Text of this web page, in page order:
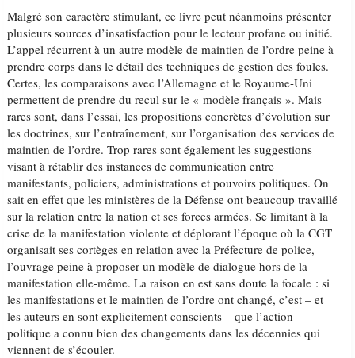
Malgré son caractère stimulant, ce livre peut néanmoins présenter
plusieurs sources d’insatisfaction pour le lecteur profane ou initié.
L’appel récurrent à un autre modèle de maintien de l’ordre peine à
prendre corps dans le détail des techniques de gestion des foules.
Certes, les comparaisons avec l’Allemagne et le Royaume-Uni
permettent de prendre du recul sur le « modèle français ». Mais
rares sont, dans l’essai, les propositions concrètes d’évolution sur
les doctrines, sur l’entraînement, sur l’organisation des services de
maintien de l’ordre. Trop rares sont également les suggestions
visant à rétablir des instances de communication entre
manifestants, policiers, administrations et pouvoirs politiques. On
sait en effet que les ministères de la Défense ont beaucoup travaillé
sur la relation entre la nation et ses forces armées. Se limitant à la
crise de la manifestation violente et déplorant l’époque où la CGT
organisait ses cortèges en relation avec la Préfecture de police,
l’ouvrage peine à proposer un modèle de dialogue hors de la
manifestation elle-même. La raison en est sans doute la focale : si
les manifestations et le maintien de l’ordre ont changé, c’est – et
les auteurs en sont explicitement conscients – que l’action
politique a connu bien des changements dans les décennies qui
viennent de s’écouler.